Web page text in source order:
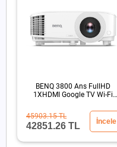
BENQ 3800 Ans FullHD
1XHDMI Google TV Wi-Fi
Projeksiyon
45903.15 TL
42851.26 TL İncele